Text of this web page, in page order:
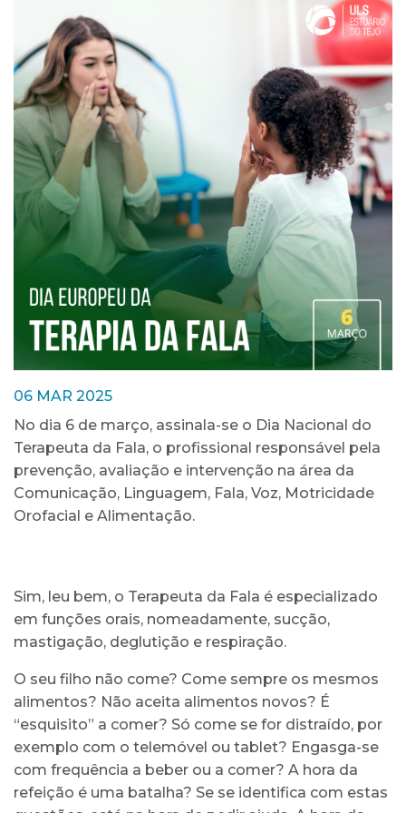
06 MAR 2025
No dia 6 de março, assinala-se o Dia Nacional do
Terapeuta da Fala, o profissional responsável pela
prevenção, avaliação e intervenção na área da
Comunicação, Linguagem, Fala, Voz, Motricidade
Orofacial e Alimentação.
Sim, leu bem, o Terapeuta da Fala é especializado
em funções orais, nomeadamente, sucção,
mastigação, deglutição e respiração.
O seu filho não come? Come sempre os mesmos
alimentos? Não aceita alimentos novos? É
“esquisito” a comer? Só come se for distraído, por
exemplo com o telemóvel ou tablet? Engasga-se
com frequência a beber ou a comer? A hora da
refeição é uma batalha? Se se identifica com estas